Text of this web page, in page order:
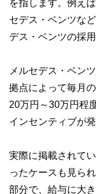
を指します。例え
セデス・ベンツな
デス・ベンツの採
メルセデス・ベン
拠点によって毎月
20万円～30万円程
インセンティブが
実際に掲載されて
ったケースも見ら
部分で、給与に大